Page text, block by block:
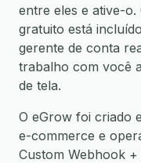
entre eles e ative-
gratuito está
gerente de conta
trabalho com você
de tela.
O eGrow foi criado
e-commerce e
Custom Webhook